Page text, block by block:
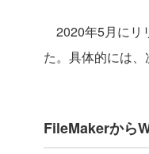
2020年5月にリ
た。具体的には、
FileMakerから